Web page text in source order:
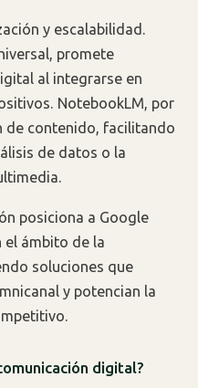
y escalabilidad.
promete
al integrarse en
NotebookLM, por
de contenido, facilitando
de datos o la
posiciona a Google
el ámbito de la
soluciones que
y potencian la
digital?